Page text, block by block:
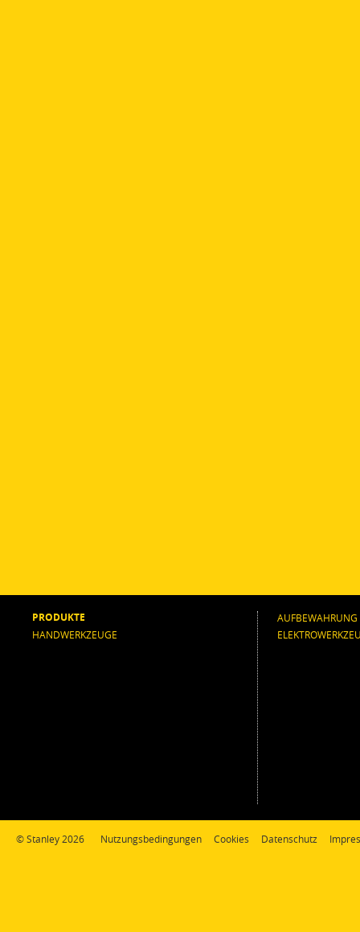
PRODUKTE
HANDWERKZEUGE
AUFBEWAHRUNG
© Stanley 2026 Nutzungsbedingungen Cookies Datenschutz